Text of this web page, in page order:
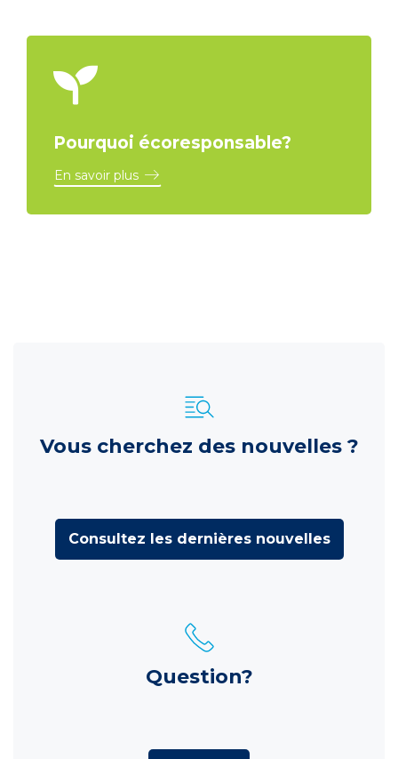
Pourquoi écoresponsable?
En savoir plus
Vous cherchez des nouvelles ?
Consultez les dernières nouvelles
Question?